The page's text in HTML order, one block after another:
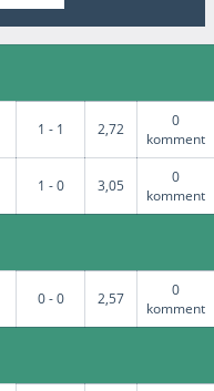
1 - 1 2,72
0
komment
1 - 0 3,05
0
komment
0 - 0 2,57
0
komment